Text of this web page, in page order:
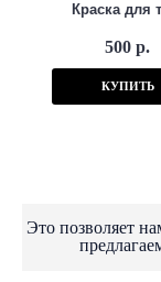
Краска для
500 р.
КУПИТЬ
Это позволяет